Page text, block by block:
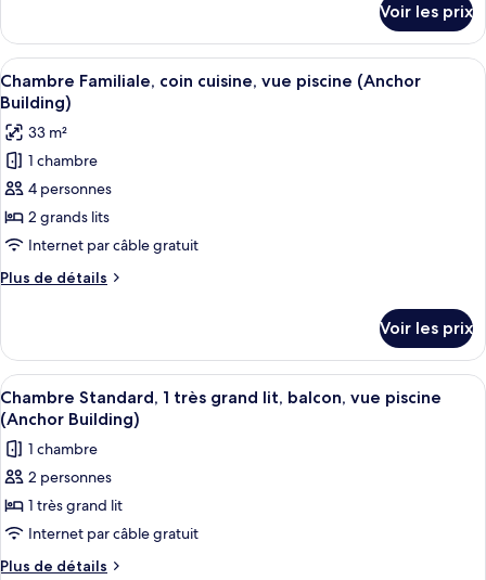
1
très
grand
lit,
balcon,
vue
océan
(Pier
Building)
le
type
de
chambre
Chambre
Panoramique,
très
grand
lit,
vue
océan
(Pier
Voir les prix
Afficher
toutes
les
photos
pour
ce
type
de
chambre :
Chambre
coin
cuisine,
vue
piscine
(Anchor
Building)
Une chambre moderne avec deux
3
Chambre Familiale, coin cuisine, vue piscine (Anchor
Building)
33 m²
1 chambre
4 personnes
2 grands lits
Internet par câble gratuit
Plus de détails
Plus
le
type
de
chambre
Chambre
Familiale,
coin
cuisine,
vue
piscine
Building)
Voir les prix
Afficher
toutes
les
photos
pour
ce
type
de
Une chambre à coucher bien
5
Chambre Standard, 1 très grand lit, balcon, vue piscine
(Anchor Building)
1 chambre
2 personnes
1 très grand lit
Internet par câble gratuit
Plus de détails
Plus